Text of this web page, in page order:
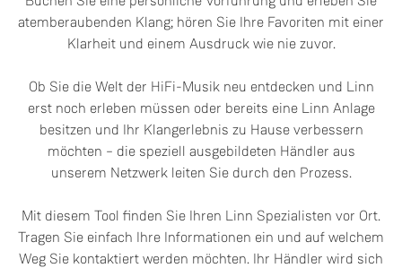
atemberaubenden Klang; hören Sie Ihre Favoriten mit einer
Klarheit und einem Ausdruck wie nie zuvor.
Ob Sie die Welt der HiFi-Musik neu entdecken und Linn
erst noch erleben müssen oder bereits eine Linn Anlage
besitzen und Ihr Klangerlebnis zu Hause verbessern
möchten – die speziell ausgebildeten Händler aus
unserem Netzwerk leiten Sie durch den Prozess.
Mit diesem Tool finden Sie Ihren Linn Spezialisten vor Ort.
Tragen Sie einfach Ihre Informationen ein und auf welchem
Weg Sie kontaktiert werden möchten. Ihr Händler wird sich